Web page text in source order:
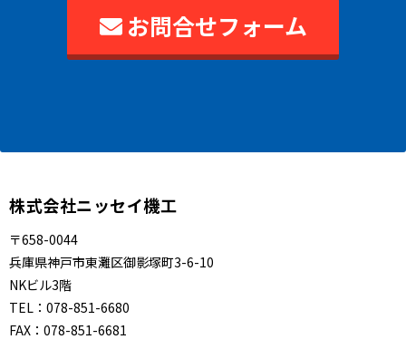
お問合せフォーム
株式会社ニッセイ機工
〒658-0044
兵庫県神戸市東灘区御影塚町3-6-10
NKビル3階
TEL： 078-851-6680
FAX： 078-851-6681